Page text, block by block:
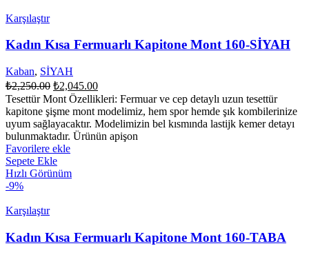
Karşılaştır
Kadın Kısa Fermuarlı Kapitone Mont 160-SİYAH
Kaban, SİYAH
₺2,250.00 Orijinal
fiyat:
₺2,250.00.
₺2,045.00Şu
andaki
fiyat:
₺2,045.00.
Tesettür Mont Özellikleri: Fermuar ve cep detaylı uzun tesettür
kapitone şişme mont modelimiz, hem spor hemde şık kombilerinize
uyum sağlayacaktır. Modelimizin bel kısmında lastijk kemer detayı
bulunmaktadır. Ürünün apişon
Favorilere ekle
Sepete Ekle
Hızlı Görünüm
-9%
Karşılaştır
Kadın Kısa Fermuarlı Kapitone Mont 160-TABA